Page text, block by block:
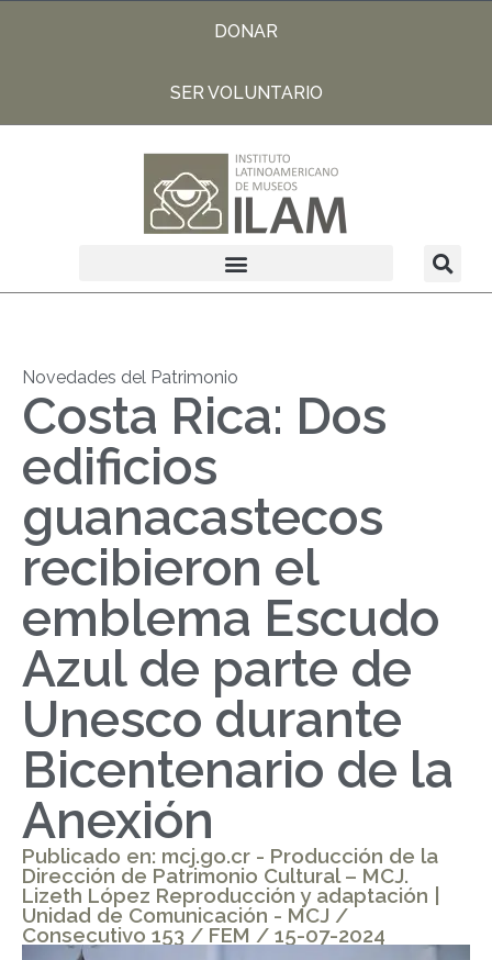
DONAR
SER VOLUNTARIO
Novedades del Patrimonio
Costa Rica: Dos
edificios
guanacastecos
recibieron el
emblema Escudo
Azul de parte de
Unesco durante
Bicentenario de la
Anexión
Publicado en: mcj.go.cr - Producción de la
Dirección de Patrimonio Cultural – MCJ.
Lizeth López Reproducción y adaptación |
Unidad de Comunicación - MCJ /
Consecutivo 153 / FEM / 15-07-2024